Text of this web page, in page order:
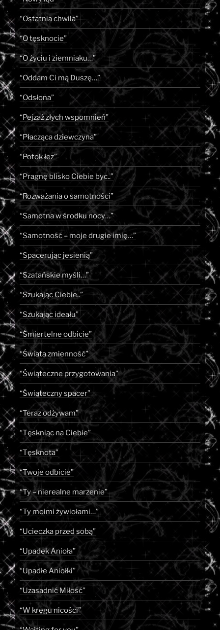
“Ostatnia chwila”
“O tęsknocie”
“O życiu i ziemniaku…”
“Oddam Ci mą Duszę…”
“Odsłona”
“Pejzaż złych wspomnień”
“Płacząca dziewczyna”
“Potok łez”
“Pragnę blisko Ciebie byc..”
“Rozważania o samotności”
“Samotna w środku nocy…”
“Samotność – moje drugie imię…”
“Spacerując jesienią”
“Szatańskie myśli…”
“Szukając Ciebie..”
“Szukając ideału”
“Śmiertelne odbicie”
“Świata zmienność”
“Świąteczne przygotowania”
“Świąteczny spacer”
“Teraz odżywam”
“Tęskniąc na Ciebie”
“Tęsknota”
“Twoje odbicie”
“Ty – nierealne marzenie”
“Ty moimi żywiołami…”
“Ucieczka przed sobą”
“Upadek Anioła”
“Upadłe Aniołki”
“Uzasadnić Miłość”
“W kręgu nicości”